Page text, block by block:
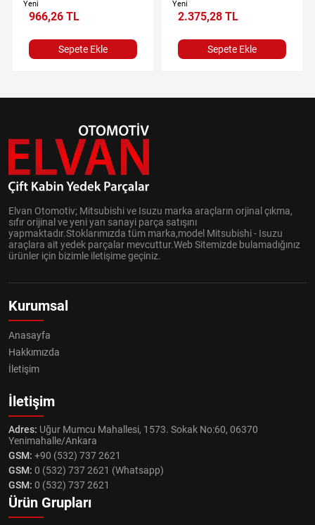
Yeni
966,26 TL
Sepete Ekle
Yeni
2.375,28 TL
Sepete Ekle
Elvan Otomotiv; Mitsubishi ve Isuzu marka araçların orjinal çıkma,
sıfır orijinal ve yeni yan sanayi parça satışını
yapmaktadır.Stoklarımızda tüm marka,model Mitsubishi - Isuzu
araçlara ait yedek parçalar mevcuttur.Web Sitemizde bulamadığınız
ürünler için bizimle iletişime geçiniz.
Kurumsal
Anasayfa
Hakkımızda
İletişim
İletişim
Adres: Uğur Mumcu Mahallesi, 1573. Sokak No:60, 06370
Yenimahalle/Ankara
GSM: +90 (532) 737 2621
GSM: 0 (532) 737 2621 (Whatsapp)
GSM: 0 (532) 737 2621
Ürün Grupları